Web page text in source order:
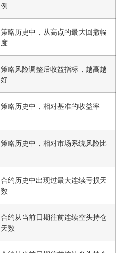
例
策略历史中，从高点的最大回撤幅
度
策略风险调整后收益指标，越高越
好
策略历史中，相对基准的收益率
策略历史中，相对市场系统风险比
合约历史中出现过最大连续亏损天
数
合约从当前日期往前连续空头持仓
天数